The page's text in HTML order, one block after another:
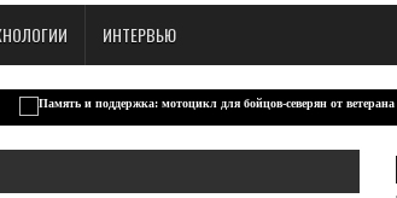
ИНТЕРВЬЮ